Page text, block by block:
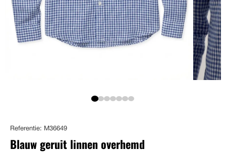
Referentie: M36649
Blauw geruit linnen overhemd